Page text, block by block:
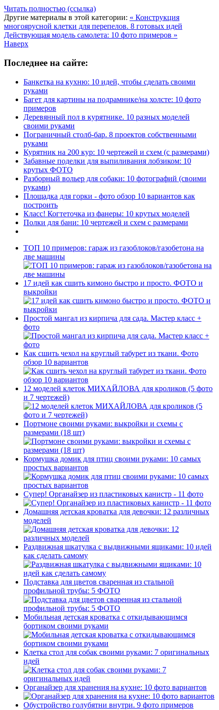
Читать полностью (ссылка)
Другие материалы в этой категории: « Конструкция
многоярусной клетки для перепелов. 8 готовых идей
Действующая модель самолета: 10 фото примеров »
Наверх
Последнее на сайте:
Банкетка на кухню: 10 идей, чтобы сделать своими
руками
Багет для картины на подрамнике/на холсте: 10 фото
примеров
Деревянный пол в курятнике. 10 разных моделей
своими руками
Пограничный столб-бар. 8 проектов собственными
руками
Курятник на 200 кур: 10 чертежей и схем (с размерами)
Забавные поделки для выпиливания лобзиком: 10
крутых ФОТО
Разборный вольер для собаки: 10 фотографий (своими
руками)
Площадка для горки - фото обзор 10 вариантов как
построить
Класс! Когтеточка из фанеры: 10 крутых моделей
Полки для бани: 10 чертежей и схем с размерами
ТОП 10 примеров: гараж из газоблоков/газобетона на
две машины
17 идей как сшить кимоно быстро и просто. ФОТО и
выкройки
Простой мангал из кирпича для сада. Мастер класс +
фото
Как сшить чехол на круглый табурет из ткани. Фото
обзор 10 вариантов
12 моделей клеток МИХАЙЛОВА для кроликов (5 фото
и 7 чертежей)
Портмоне своими руками: выкройки и схемы с
размерами (18 шт)
Кормушка домик для птиц своими руками: 10 самых
простых вариантов
Супер! Органайзер из пластиковых канистр - 11 фото
Домашняя детская кроватка для девочки: 12 различных
моделей
Раздвижная шкатулка с выдвижными ящиками: 10 идей
как сделать самому
Подставка для цветов сваренная из стальной
профильной трубы: 5 ФОТО
Мобильная детская кроватка с откидывающимся
бортиком своими руками
Клетка стол для собак своими руками: 7 оригинальных
идей
Органайзер для хранения на кухне: 10 фото вариантов
Обустройство голубятни внутри. 9 фото примеров